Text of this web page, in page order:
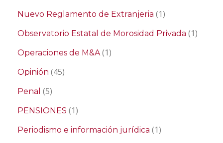
Nuevo Reglamento de Extranjeria (1)
Observatorio Estatal de Morosidad Privada (1)
Operaciones de M&A(1)
Opinión (45)
Penal (5)
PENSIONES (1)
Periodismo e información jurídica (1)